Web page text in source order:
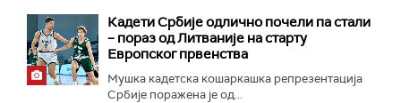
Кадети Србије одлично почели па стали
– пораз од Литваније на старту
Европског првенства
Мушка кадетска кошаркашка репрезентација
Србије поражена је од...